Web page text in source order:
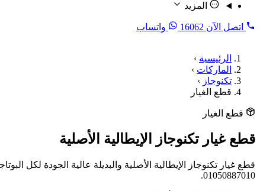
المزيد
اتصل الآن 16062 واتساب
الرئيسية ›
الماركات ›
تكنوجاز ›
قطع الغيار
قطع الغيار
قطع غيار تكنوجاز الإيطالية الأصلية
01050887010.